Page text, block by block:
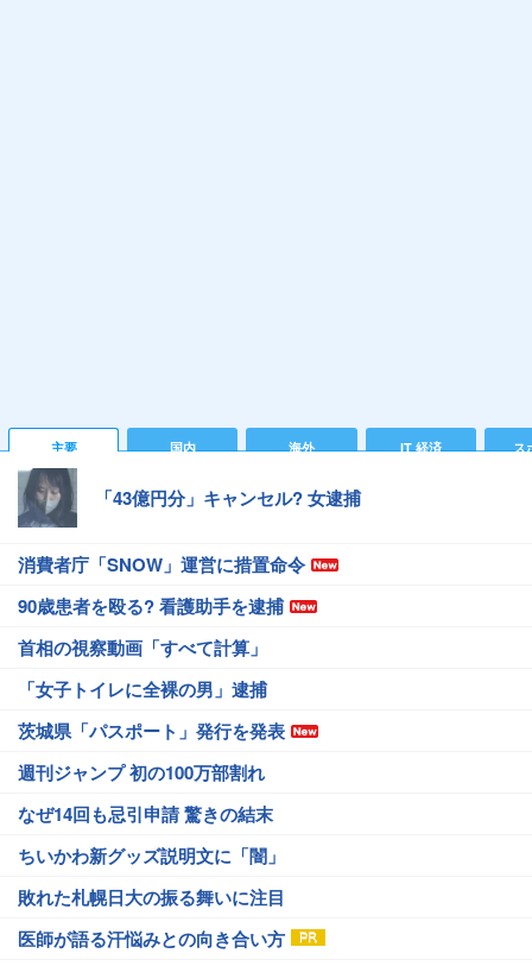
主要 国内 海外 IT 経済 ス
「43億円分」キャンセル? 女逮捕
消費者庁「SNOW」運営に措置命令
90歳患者を殴る? 看護助手を逮捕
首相の視察動画「すべて計算」
「女子トイレに全裸の男」逮捕
茨城県「パスポート」発行を発表
週刊ジャンプ 初の100万部割れ
なぜ14回も忌引申請 驚きの結末
ちいかわ新グッズ説明文に「闇」
敗れた札幌日大の振る舞いに注目
医師が語る汗悩みとの向き合い方